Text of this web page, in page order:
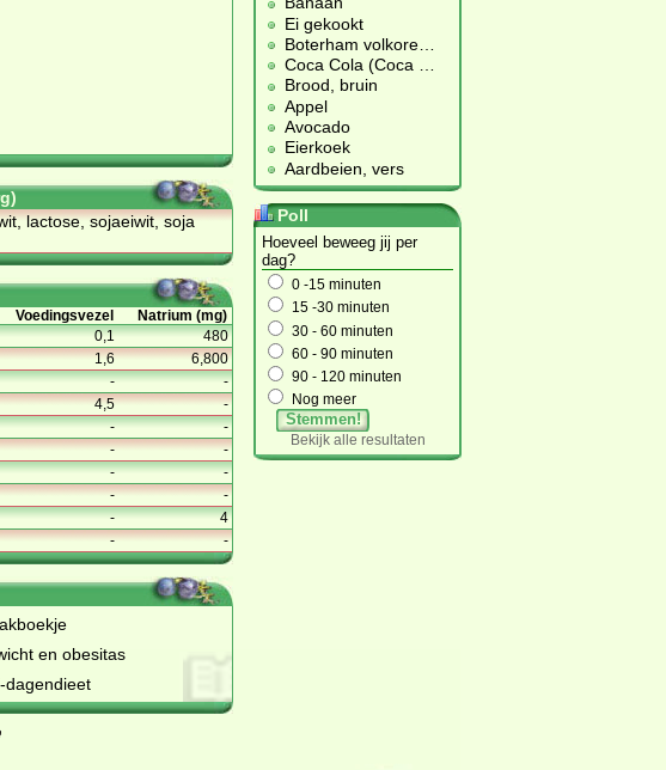
lactose, sojaeiwit, soja
Voedingsvezel
Natrium (mg)
0,1
480
1,6
6,800
-
-
4,5
-
-
-
-
-
-
-
-
-
-
4
- -
Ei gekookt
Boterham volkore
Coca Cola (Coca
Brood, bruin
Appel
Avocado
Eierkoek
Aardbeien, vers
Poll
Hoeveel beweeg jij per
dag?
0 -15 minuten
15 -30 minuten
30 - 60 minuten
60 - 90 minuten
90 - 120 minuten
Nog meer
Stemmen!
Bekijk alle resultaten